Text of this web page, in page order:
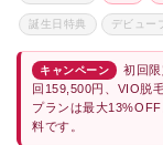
誕生日特典 デビュー
キャンペーン
初回
回159,500円、VIO脱
プランは最大
料です。